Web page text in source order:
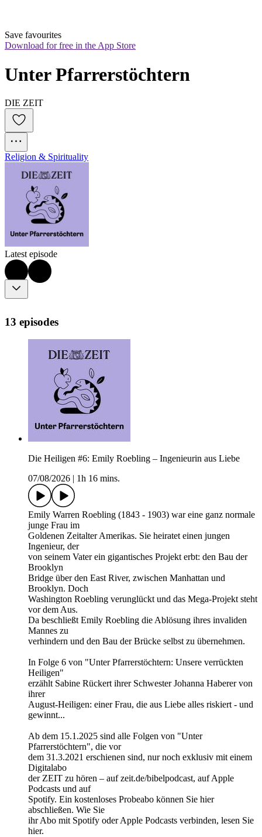
Save favourites
Download for free in the App Store
Unter Pfarrerstöchtern
DIE ZEIT
Religion & Spirituality
Latest episode
13 episodes
Die Heiligen #6: Emily Roebling – Ingenieurin aus Liebe
07/08/2026
1h 16 mins.
Emily Warren Roebling (1843 - 1903) war eine ganz normale
junge Frau im
Goldenen Zeitalter Amerikas. Sie heiratet einen jungen
Ingenieur, der
von seinem Vater ein gigantisches Projekt erbt: den Bau der
Brooklyn
Bridge über den East River, zwischen Manhattan und
Brooklyn. Doch
Washington Roebling verunglückt und das Mega-Projekt steht
vor dem Aus.
Da beschließt Emily Roebling die Ablösung ihres invaliden
Mannes zu
verhindern und den Bau der Brücke selbst zu übernehmen.
In Folge 6 von "Unter Pfarrerstöchtern: Unsere verrückten
Heiligen"
erzählt Sabine Rückert ihrer Schwester Johanna Haberer von
ihrer
August-Heiligen: einer Frau, die aus Liebe alles riskiert - und
gewinnt...
Ab dem 15.1.2025 sind alle Folgen von "Unter
Pfarrerstöchtern", die vor
dem 31.3.2021 erschienen sind, nur noch exklusiv mit einem
Digitalabo
der ZEIT zu hören – auf zeit.de/bibelpodcast, auf Apple
Podcasts und auf
Spotify. Ein kostenloses Probeabo können Sie hier
abschließen. Wie Sie
ihr Abo mit Spotify oder Apple Podcasts verbinden, lesen Sie
hier.